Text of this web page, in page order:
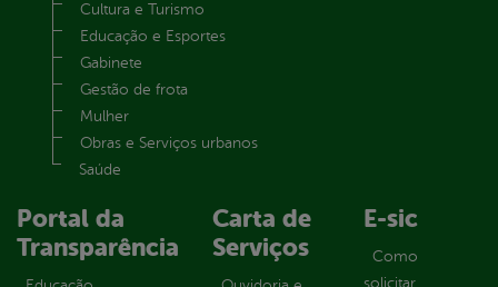
Cultura e Turismo
Educação e Esportes
Gabinete
Gestão de frota
Mulher
Obras e Serviços urbanos
Saúde
Portal da
Transparência
Carta de
Serviços
E-sic
Como
solicitar